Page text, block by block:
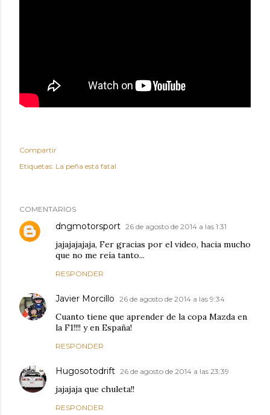
Compartir
Etiquetas: La peña está fatal
COMENTARIOS
dngmotorsport 26 de agosto de 2014 a las 1:31
jajajajajaja, Fer gracias por el video, hacia mucho
que no me reía tanto...
RESPONDER
Javier Morcillo 26 de agosto de 2014 a las 9:34
Cuanto tiene que aprender de la copa Mazda en
la F1!!!! y en España!
RESPONDER
Hugosotodrift 26 de agosto de 2014 a las 23:39
jajajaja que chuleta!!
RESPONDER